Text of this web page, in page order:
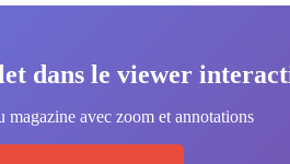
dans le viewer
magazine avec zoom et annotations